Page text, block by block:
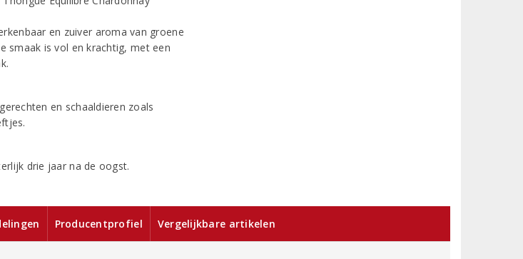
en zuiver aroma van groene
smaak is vol en krachtig, met een
en schaaldieren zoals
drie jaar na de oogst.
Producentprofiel Vergelijkbare artikelen